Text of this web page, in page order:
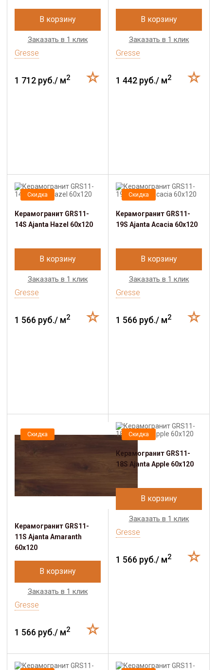
В корзину
Заказать в 1 клик
Gresse
1 712 руб./ м2
В корзину
Заказать в 1 клик
Gresse
1 442 руб./ м2
Скидка
Керамогранит GRS11-
14S Ajanta Hazel 60х120
В корзину
Заказать в 1 клик
Gresse
1 566 руб./ м2
Скидка
Керамогранит GRS11-
19S Ajanta Acacia 60х120
В корзину
Заказать в 1 клик
Gresse
1 566 руб./ м2
Скидка
Керамогранит GRS11-
11S Ajanta Amaranth
60х120
В корзину
Заказать в 1 клик
Gresse
1 566 руб./ м2
Скидка
Керамогранит GRS11-
18S Ajanta Apple 60х120
В корзину
Заказать в 1 клик
Gresse
1 566 руб./ м2